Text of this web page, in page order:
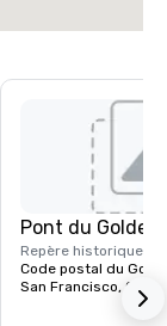
Pont du Golden
Repère historique
Code postal du
San Francisco, CA,